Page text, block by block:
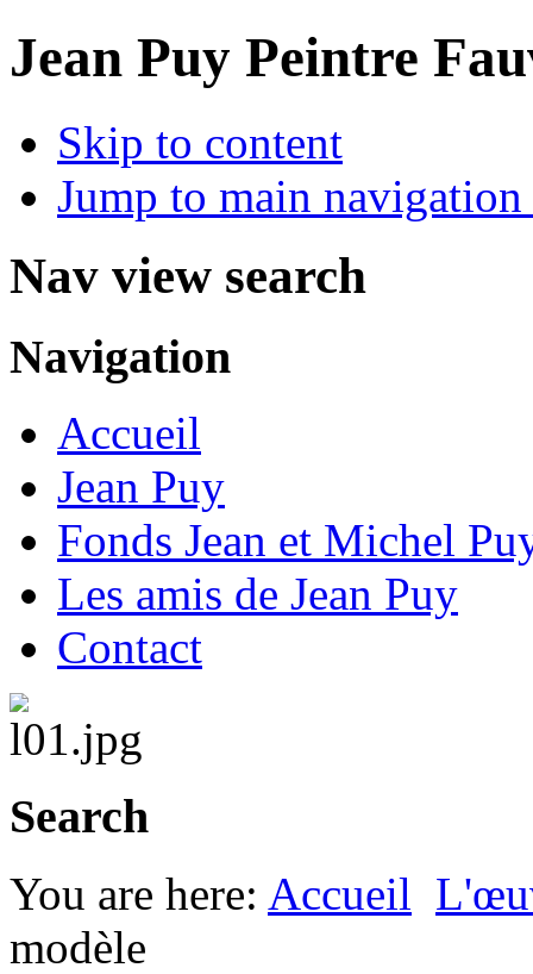
Jean Puy Peintre
Skip to content
Jump to main
Nav view search
Navigation
Accueil
Jean Puy
Fonds Jean et Michel
Les amis de Jean Puy
Contact
Search
You are here: Accueil
modèle